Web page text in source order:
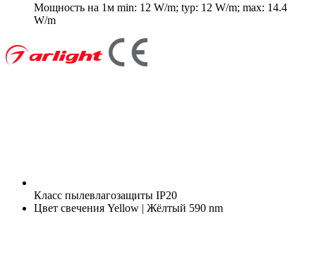
Мощность на 1м min: 12 W/m; typ: 12 W/m; max: 14.4
W/m
Класс пылевлагозащиты IP20
Цвет свечения Yellow | Жёлтый 590 nm